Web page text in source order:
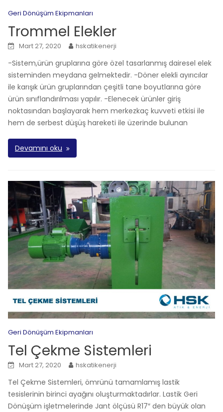
Geri Dönüşüm Ekipmanları
Trommel Elekler
Mart 27, 2020 hskatikenerji
-Sistem,ürün gruplarına göre özel tasarlanmış dairesel elek
sisteminden meydana gelmektedir. -Döner elekli ayırıcılar
ile karışık ürün gruplarından çeşitli tane boyutlarına göre
ürün sınıflandırılması yapılır. -Elenecek ürünler giriş
noktasından başlayarak hem merkezkaç kuvveti etkisi ile
hem de serbest düşüş hareketi ile üzerinde bulunan
Devamını oku
Geri Dönüşüm Ekipmanları
Tel Çekme Sistemleri
Mart 27, 2020 hskatikenerji
Tel Çekme Sistemleri, ömrünü tamamlamış lastik
tesislerinin birinci ayağını oluşturmaktadırlar. Lastik Geri
Dönüşüm işletmelerinde Jant ölçüsü R17″ den büyük olan